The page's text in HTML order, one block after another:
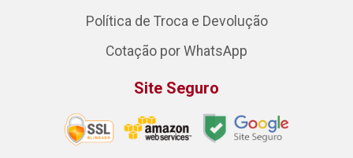
Política de Troca e Devolução
Cotação por WhatsApp
Site Seguro